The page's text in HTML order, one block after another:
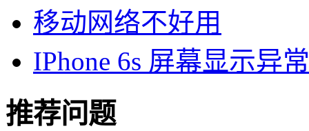
移动网络不好用
IPhone 6s 屏幕显示异
推荐问题